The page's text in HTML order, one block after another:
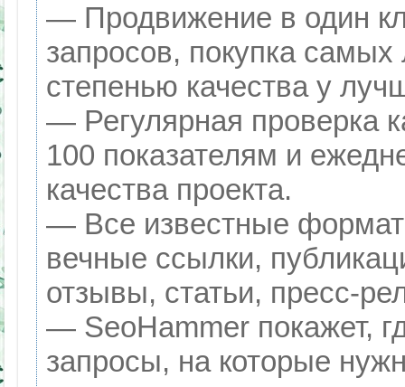
— Продвижение в один
запросов, покупка
степенью качества у
— Регулярная проверка
100 показателям и
качества проекта.
— Все известные
вечные ссылки,
отзывы, статьи, пресс-
— SeoHammer покажет,
запросы, на которые